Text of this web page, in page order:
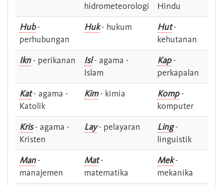
hidrometeorologi
Hindu
Hub-
perhubungan
Huk- hukum Hut-
kehutanan
Ikn- perikanan Isl- agama -
Islam
Kap-
perkapalan
Kat- agama -
Katolik
Kim- kimia Komp-
komputer
Kris- agama -
Kristen
Lay- pelayaran Ling-
linguistik
Man-
manajemen
Mat-
matematika
Mek-
mekanika